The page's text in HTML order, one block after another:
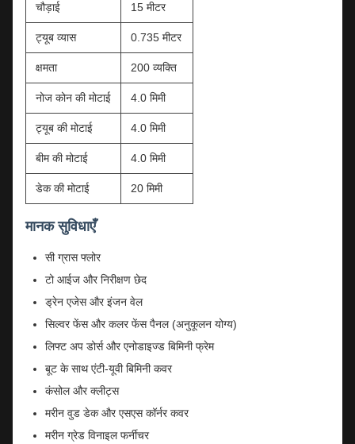
चौड़ाई 15 मीटर
ट्यूब व्यास 0.735 मीटर
क्षमता 200 व्यक्ति
नोज कोन की मोटाई 4.0 मिमी
ट्यूब की मोटाई 4.0 मिमी
बीम की मोटाई 4.0 मिमी
डेक की मोटाई 20 मिमी
मानक सुविधाएँ
सी ग्रास फ्लोर
टो आईज और निरीक्षण छेद
ड्रेन एजेस और इंजन वेल
सिल्वर फेंस और कलर फेंस पैनल (अनुकूलन योग्य)
लिफ्ट अप डोर्स और एनोडाइज्ड बिमिनी फ्रेम
बूट के साथ एंटी-यूवी बिमिनी कवर
कंसोल और क्लीट्स
मरीन वुड डेक और एसएस कॉर्नर कवर
मरीन ग्रेड विनाइल फर्नीचर